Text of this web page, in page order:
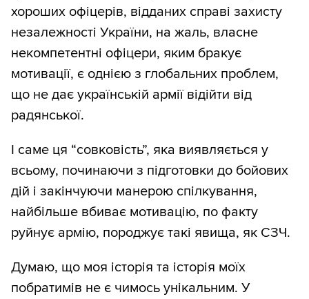
хороших офіцерів, відданих справі захисту
незалежності України, на жаль, власне
некомпетентні офіцери, яким бракує
мотивації, є однією з глобальних проблем,
що не дає українській армії відійти від
радянської.
І саме ця “совковість”, яка виявляється у
всьому, починаючи з підготовки до бойових
дій і закінчуючи манерою спілкування,
найбільше вбиває мотивацію, по факту
руйнує армію, породжує такі явища, як СЗЧ.
Думаю, що моя історія та історія моїх
побратимів не є чимось унікальним. У